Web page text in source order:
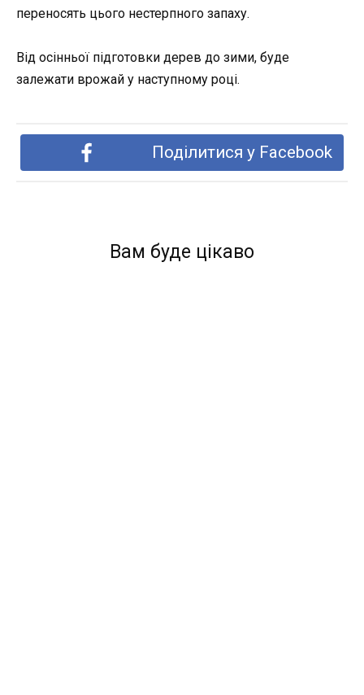
переносять цього нестерпного запаху.
Від осінньої підготовки дерев до зими, буде
залежати врожай у наступному році.
Поділитися у Facebook
Вам буде цікаво